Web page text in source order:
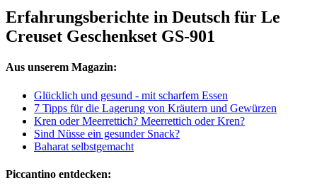
Erfahrungsberichte in Deutsch für Le
Creuset Geschenkset GS-901
Aus unserem Magazin:
Glücklich und gesund - mit scharfem Essen
7 Tipps für die Lagerung von Kräutern und Gewürzen
Kren oder Meerrettich? Meerrettich oder Kren?
Sind Nüsse ein gesunder Snack?
Baharat selbstgemacht
Piccantino entdecken: